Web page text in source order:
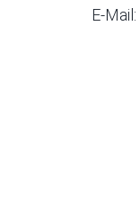
E-Mail: